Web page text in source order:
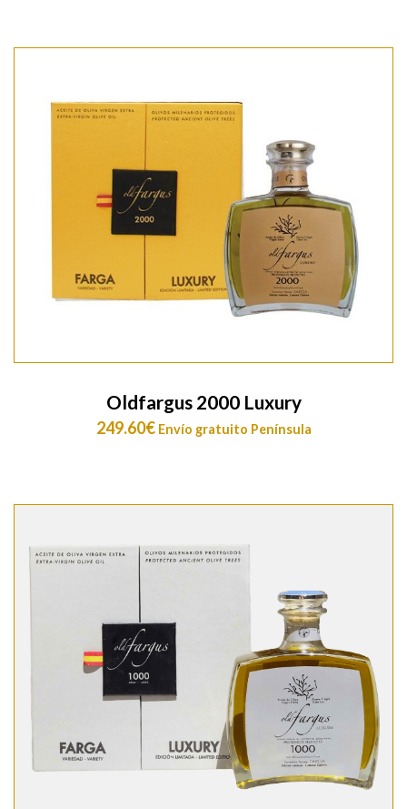
Oldfargus 2000 Luxury
249.60€ Envío gratuito Península